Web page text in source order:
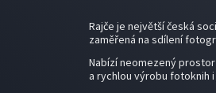
Rajče je největší česká
zaměřená na sdílení
Nabízí neomezený
a rychlou výrobu fotoknih